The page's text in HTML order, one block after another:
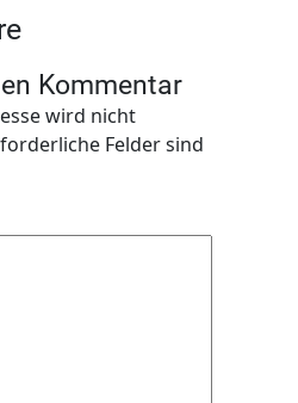
Kommentar
wird nicht
Felder sind